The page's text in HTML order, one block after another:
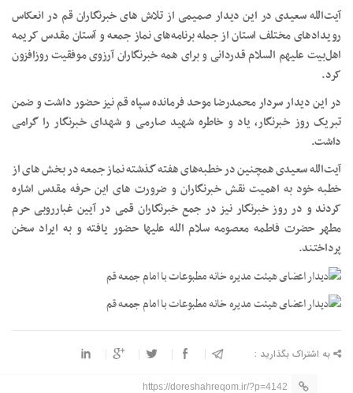
آیت‌الله سعیدی در این دیدار صمیمی از تلاش های خبرنگاران قم در انعکاس
رویدادهای مختلف استان از جمله برنامه‌های نماز جمعه و آستان مقدس کریمه
اهل‌بیت علیهم السلام قدردانی و برای همه خبرنگاران آرزوی موفقیت روزافزون
کرد.
در این دیدار سردار محمدرضا موحد فرمانده سپاه قم نیز حضور داشت و ضمن
تبریک روز خبرنگار، یاد و خاطره شهید صارمی و شهدای خبرنگار را گرامی‌
داشت.
آیت‌الله سعیدی همچنین در خطبه‌های هفته گذشته نماز جمعه در بخش های از
خطبه خود به اهمیت نقش خبرنگاران و ضرورت های این حرفه مقدس اشاره
کردند و در روز خبرنگار نیز در جمع خبرنگاران قمی در آیین غبارروبی حرم
مطهر حضرت فاطمه معصومه سلام الله علیها حضور یافته و به ایراد سخن
پرداختند.
به اشتراک بگذارید :
https://doreshahreqom.ir/?p=4142